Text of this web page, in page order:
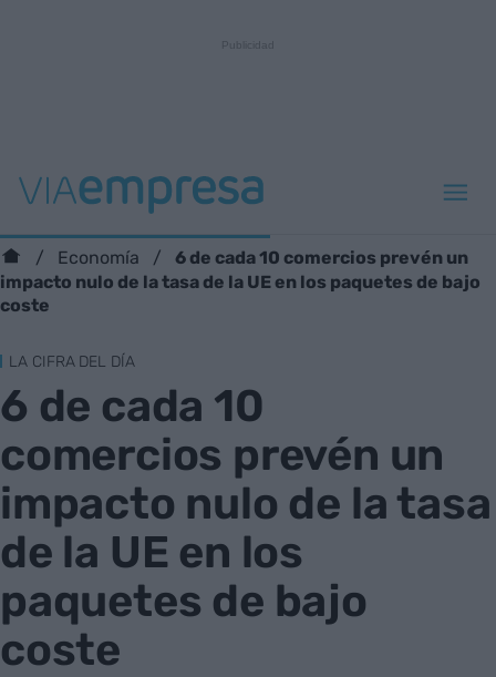
Economía
6 de cada 10 comercios prevén un
impacto nulo de la tasa de la UE en los paquetes de bajo
coste
LA CIFRA DEL DÍA
6 de cada 10
comercios prevén un
impacto nulo de la tasa
de la UE en los
paquetes de bajo
coste